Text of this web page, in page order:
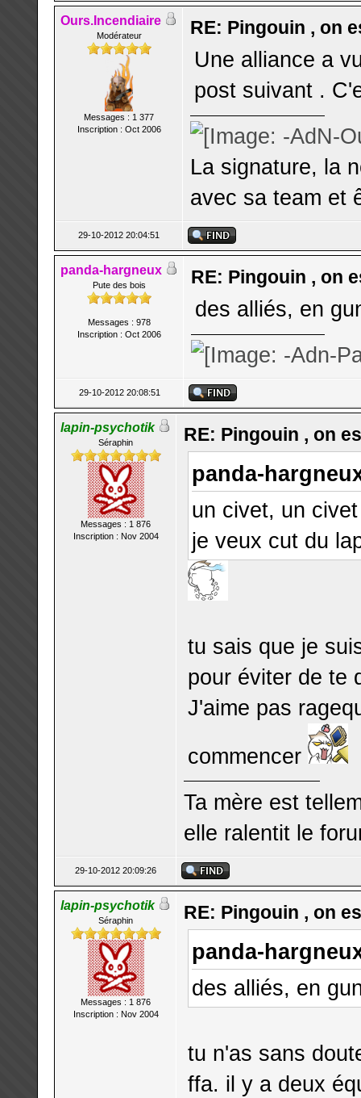
Ours.Incendiaire
Modérateur
Messages : 1 377
Inscription : Oct 2006
RE: Pingouin , on
Une alliance a
post suivant .
La signature, la
avec sa team et
29-10-2012 20:04:51
panda-hargneux
Pute des bois
Messages : 978
Inscription : Oct 2006
RE: Pingouin , on
des alliés, en
29-10-2012 20:08:51
lapin-psychotik
Séraphin
Messages : 1 876
Inscription : Nov 2004
RE: Pingouin , on
panda-
un civet, un
je veux cut du
tu sais que je
pour éviter de te
J'aime pas
commencer
Ta mère est
elle ralentit le
29-10-2012 20:09:26
lapin-psychotik
Séraphin
Messages : 1 876
Inscription : Nov 2004
RE: Pingouin , on
panda-
des alliés, en
tu n'as sans
ffa. il y a deux